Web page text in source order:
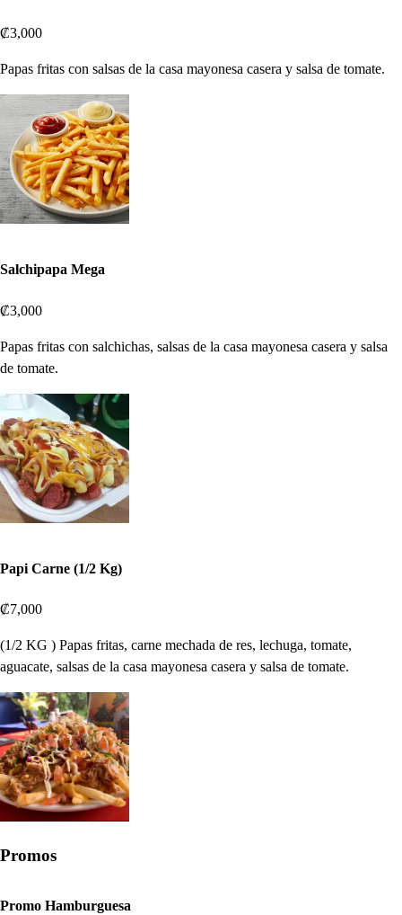
₡3,000
Papas fritas con salsas de la casa mayonesa casera y salsa de tomate.
Salchipapa Mega
₡3,000
Papas fritas con salchichas, salsas de la casa mayonesa casera y salsa
de tomate.
Papi Carne (1/2 Kg)
₡7,000
(1/2 KG ) Papas fritas, carne mechada de res, lechuga, tomate,
aguacate, salsas de la casa mayonesa casera y salsa de tomate.
Promos
Promo Hamburguesa